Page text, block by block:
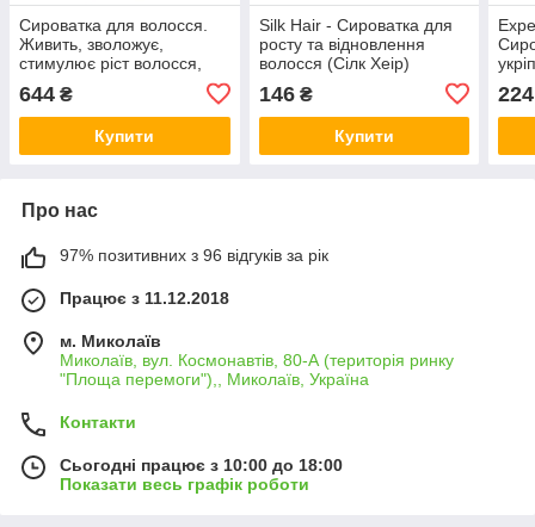
Сироватка для волосся.
Живить, зволожує,
стимулює ріст волосся,
644 ₴
Купити
Silk Hair - Сироватка для
росту та відновлення
волосся (Сілк Хеір)
146₴
Купити
224
Про нас
97% позитивних з 96 відгуків за рік
Працює з 11.12.2018
м. Миколаїв
Миколаїв, вул. Космонавтів, 80-А (територія ринку
"Площа перемоги"),, Миколаїв, Україна
Контакти
Сьогодні працює з 10:00 до 18:00
Показати весь графік роботи